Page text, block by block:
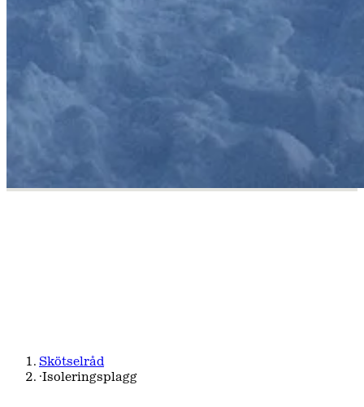
Skötselråd
·Isoleringsplagg